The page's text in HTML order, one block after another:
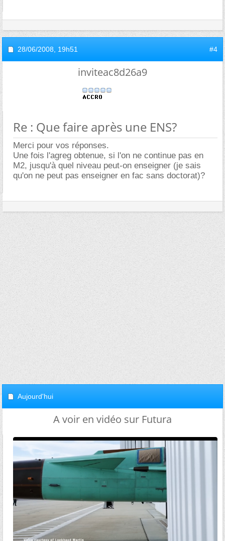
28/06/2008, 19h51 #4
inviteac8d26a9
Re : Que faire après une ENS?
Merci pour vos réponses.
Une fois l'agreg obtenue, si l'on ne continue pas en
M2, jusqu'à quel niveau peut-on enseigner (je sais
qu'on ne peut pas enseigner en fac sans doctorat)?
Aujourd'hui
A voir en vidéo sur Futura